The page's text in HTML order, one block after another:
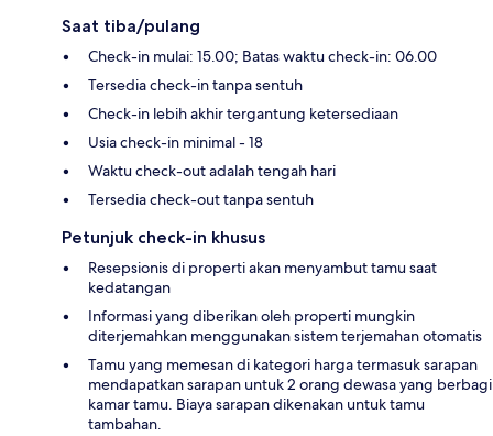
Saat tiba/pulang
Check-in mulai: 15.00; Batas waktu check-in: 06.00
Tersedia check-in tanpa sentuh
Check-in lebih akhir tergantung ketersediaan
Usia check-in minimal - 18
Waktu check-out adalah tengah hari
Tersedia check-out tanpa sentuh
Petunjuk check-in khusus
Resepsionis di properti akan menyambut tamu saat
kedatangan
Informasi yang diberikan oleh properti mungkin
diterjemahkan menggunakan sistem terjemahan otomatis
Tamu yang memesan di kategori harga termasuk sarapan
mendapatkan sarapan untuk 2 orang dewasa yang berbagi
kamar tamu. Biaya sarapan dikenakan untuk tamu
tambahan.